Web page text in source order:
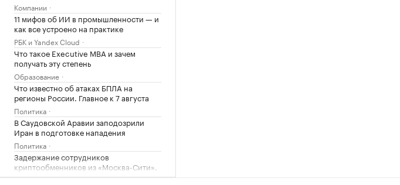
Компании
11 мифов об ИИ в промышленности — и
как все устроено на практике
РБК и Yandex Cloud
Что такое Executive MBA и зачем
получать эту степень
Образование
Что известно об атаках БПЛА на
регионы России. Главное к 7 августа
Политика
В Саудовской Аравии заподозрили
Иран в подготовке нападения
Политика
Задержание сотрудников
криптообменников из «Москва-Сити».
Видео